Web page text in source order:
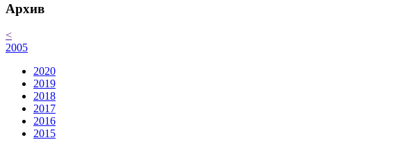
Архив
<
2005
2020
2019
2018
2017
2016
2015